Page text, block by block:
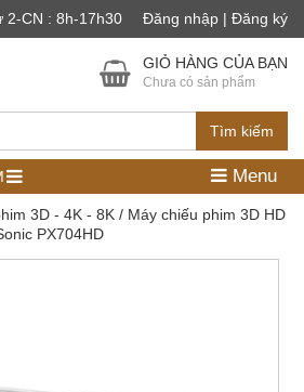
2-CN : 8h-17h30 Đăng nhập | Đăng ký
Tìm kiếm
GIỎ HÀNG CỦA BẠN
Chưa có sản phẩm
Menu
3D - 4K - 8K / Máy chiếu phim 3D HD
PX704HD